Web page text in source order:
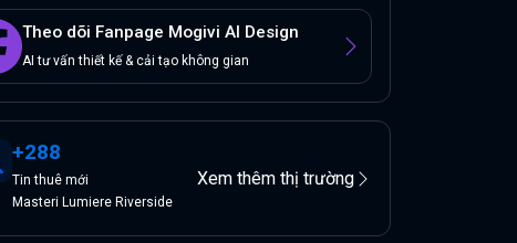
Theo dõi Fanpage Mogivi AI Design
AI tư vấn thiết kế & cải tạo không gian
+288
Tinthuê mới
Masteri Lumiere Riverside
Xem thêm thị trường